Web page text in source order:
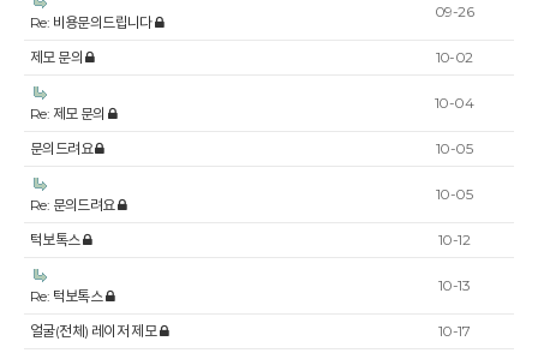
Re: 비용문의드립니다
09-26
제모 문의 10-02
Re: 제모 문의
10-04
문의드려요 10-05
Re: 문의드려요
10-05
턱보톡스 10-12
Re: 턱보톡스
10-13
얼굴(전체) 레이저 제모 10-17